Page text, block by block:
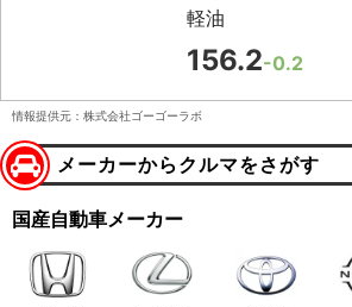
軽油
156.2-0.2
情報提供元：株式会社ゴーゴーラボ
メーカーからクルマをさがす
国産自動車メーカー